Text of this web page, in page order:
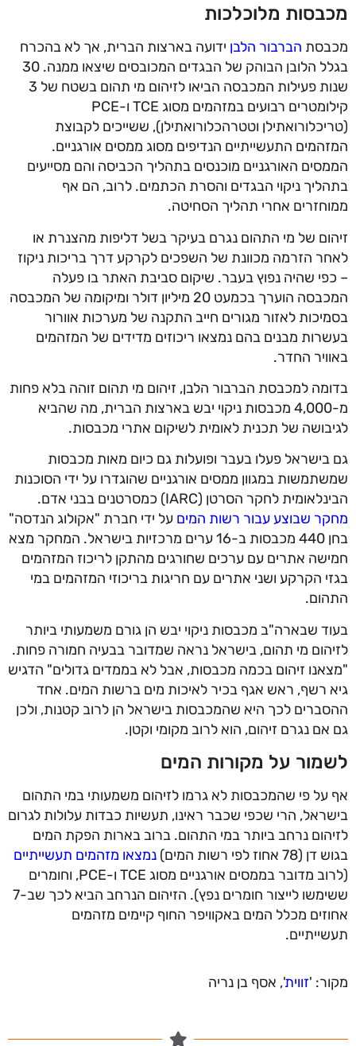
מכבסות מלוכלכות
מכבסת הברבור הלבן ידועה בארצות הברית, אך לא בהכרח
בגלל הלובן הבוהק של הבגדים המכובסים שיצאו ממנה. 30
שנות פעילות המכבסה הביאו לזיהום מי תהום בשטח של 3
קילומטרים רבועים במזהמים מסוג TCE ו-PCE
(טריכלורואתילן וטטרהכלורואתילן), ששייכים לקבוצת
המזהמים התעשייתיים הנדיפים מסוג ממסים אורגניים.
הממסים האורגניים מוכנסים בתהליך הכביסה והם מסייעים
בתהליך ניקוי הבגדים והסרת הכתמים. לרוב, הם אף
ממוחזרים אחרי תהליך הסחיטה.
זיהום של מי התהום נגרם בעיקר בשל דליפות מהצנרת או
לאחר הזרמה מכוונת של השפכים לקרקע דרך בריכות ניקוז
– כפי שהיה נפוץ בעבר. שיקום סביבת האתר בו פעלה
המכבסה הוערך בכמעט 20 מיליון דולר ומיקומה של המכבסה
בסמיכות לאזור מגורים חייב התקנה של מערכות אוורור
בעשרות מבנים בהם נמצאו ריכוזים מדידים של המזהמים
באוויר החדר.
בדומה למכבסת הברבור הלבן, זיהום מי תהום זוהה בלא פחות
מ-4,000 מכבסות ניקוי יבש בארצות הברית, מה שהביא
לגיבושה של תכנית לאומית לשיקום אתרי מכבסות.
גם בישראל פעלו בעבר ופועלות גם כיום מאות מכבסות
שמשתמשות במגוון ממסים אורגניים שהוגדרו על ידי הסוכנות
הבינלאומית לחקר הסרטן (IARC) כמסרטנים בבני אדם.
מחקר שבוצע עבור רשות המים על ידי חברת "אקולוג הנדסה"
בחן 440 מכבסות ב-16 ערים מרכזיות בישראל. המחקר מצא
חמישה אתרים עם ערכים שחורגים מהתקן לריכוז המזהמים
בגזי הקרקע ושני אתרים עם חריגות בריכוזי המזהמים במי
התהום.
בעוד שבארה"ב מכבסות ניקוי יבש הן גורם משמעותי ביותר
לזיהום מי תהום, בישראל נראה שמדובר בבעיה חמורה פחות.
"מצאנו זיהום בכמה מכבסות, אבל לא בממדים גדולים" הדגיש
גיא רשף, ראש אגף בכיר לאיכות מים ברשות המים. אחד
ההסברים לכך היא שהמכבסות בישראל הן לרוב קטנות, ולכן
גם אם נגרם זיהום, הוא לרוב מקומי וקטן.
לשמור על מקורות המים
אף על פי שהמכבסות לא גרמו לזיהום משמעותי במי התהום
בישראל, הרי שכפי שכבר ראינו, תעשיות כבדות עלולות לגרום
לזיהום נרחב ביותר במי התהום. ברוב בארות הפקת המים
בגוש דן (78 אחוז לפי רשות המים)
נמצאו מזהמים תעשייתיים
(לרוב מדובר בממסים אורגניים מסוג TCE ו-PCE, וחומרים
ששימשו לייצור חומרים נפץ). הזיהום הנרחב הביא לכך שב-7
אחוזים מכלל המים באקוויפר החוף קיימים מזהמים
תעשייתיים.
מקור: 'זווית', אסף בן נריה